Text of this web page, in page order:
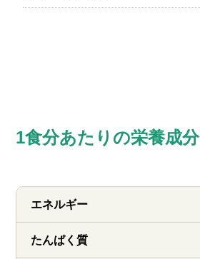
1食分あたりの栄養成分
エネルギー
たんぱく質